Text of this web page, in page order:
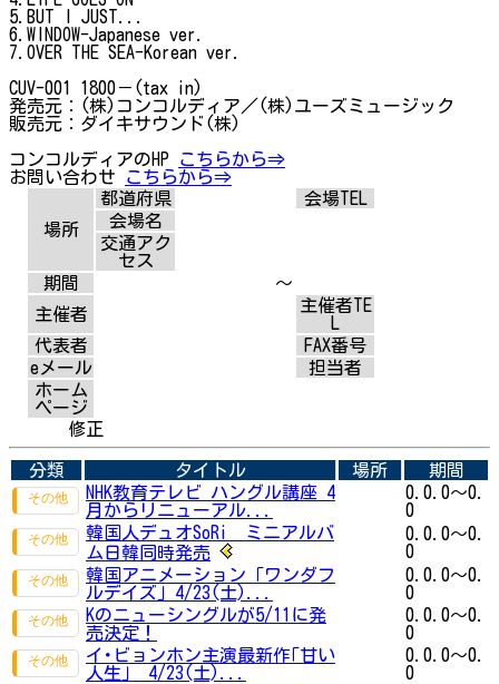
5.BUT I JUST...
6.WINDOW-Japanese ver.
7.OVER THE SEA-Korean ver.
CUV-001 1800－(tax in)
発売元：(株)コンコルディア／(株)ユーズミュージック
販売元：ダイキサウンド(株)
コンコルディアのHP
こちらから⇒
お問い合わせ
こちらから⇒
場所
都道府県
会場TEL
会場名
交通アク
セス
期間
～
主催者
主催者TE
代表者
FAX番号
eメール
担当者
ホーム
ページ
修正
分類 タイトル 場所
期間
NHK教育テレビ ハングル講座 4
月からリニューアル...
0.0.0～0.
0
韓国人デュオSoRi ミニアルバ
ム日韓同時発売
0.0.0～0.
0
韓国アニメーション「ワンダフ
ルデイズ」4/23(土)...
0.0.0～0.
0
Kのニューシングルが5/11に発
売決定！
0.0.0～0.
0
イ･ビョンホン主演最新作｢甘い
人生｣ 4/23(土)...
0.0.0～0.
0